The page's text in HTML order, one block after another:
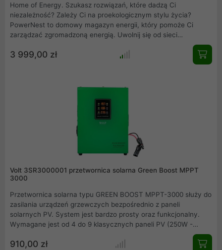
Home of Energy. Szukasz rozwiązań, które dadzą Ci
niezależność? Zależy Ci na proekologicznym stylu życia?
PowerNest to domowy magazyn energii, który pomoże Ci
zarządzać zgromadzoną energią. Uwolnij się od sieci
ekologicznie. Korzystaj z zapasu energii.PowerNest wspiera
3 999,00 zł
Volt 3SR3000001 przetwornica solarna Green Boost MPPT
3000
Przetwornica solarna typu GREEN BOOST MPPT-3000 służy do
zasilania urządzeń grzewczych bezpośrednio z paneli
solarnych PV. System jest bardzo prosty oraz funkcjonalny.
Wymagane jest od 4 do 9 klasycznych paneli PV (250W -
400W), które będą podłączone szeregowo, a ich sumaryczne
napięcie będzie w zakresie od 120 V do 350 V.
910,00 zł